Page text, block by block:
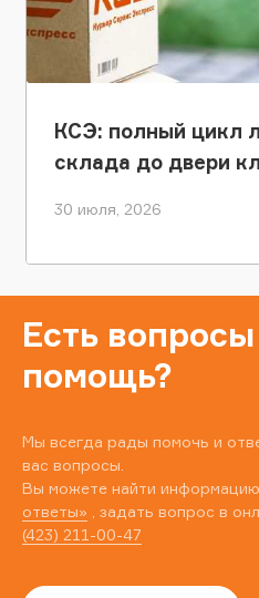
КСЭ: полный цикл
склада до двери
30 июля, 2026
Есть
помощь?
Мы всегда рады помочь и
вас вопросы.
Вы можете найти
ответы» , задать вопрос в
(423) 211-00-47